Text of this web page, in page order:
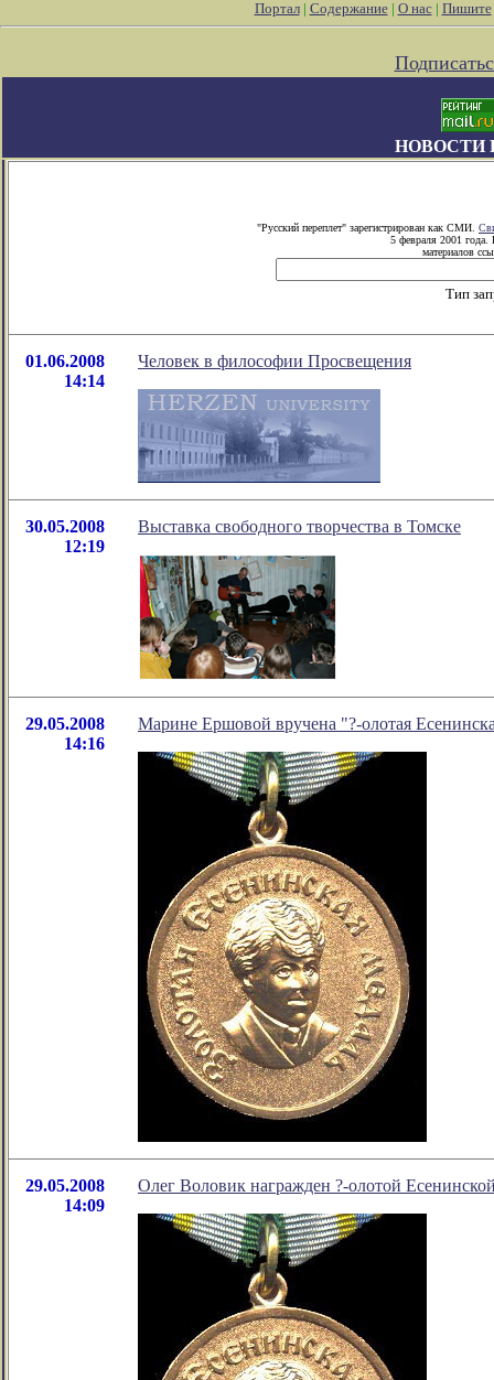
Портал| Содержание| О нас| Пишите
НОВОСТИ
"Русский переплет" зарегистрирован как СМИ.
5 февраля 2001 года.
материалов
Тип
01.06.2008
14:14
Человек в философии Просвещения
30.05.2008
12:19
Выставка свободного творчества в Томске
29.05.2008
14:16
Марине Ершовой вручена "?-олотая
29.05.2008
14:09
Олег Воловик награжден ?-олотой